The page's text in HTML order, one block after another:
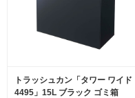
トラッシュカン「タワー ワイド
4495」15L ブラック ゴミ箱